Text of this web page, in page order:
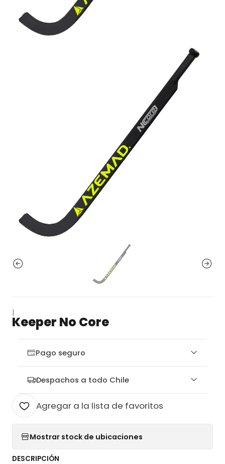
Keeper No Core
Pago seguro
Despachos a todo Chile
Agregar a la lista de favoritos
Mostrar stock de ubicaciones
DESCRIPCIÓN